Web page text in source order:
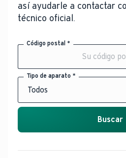
así ayudarle a contactar
técnico oficial.
Código postal *
Tipo de aparato *
Buscar